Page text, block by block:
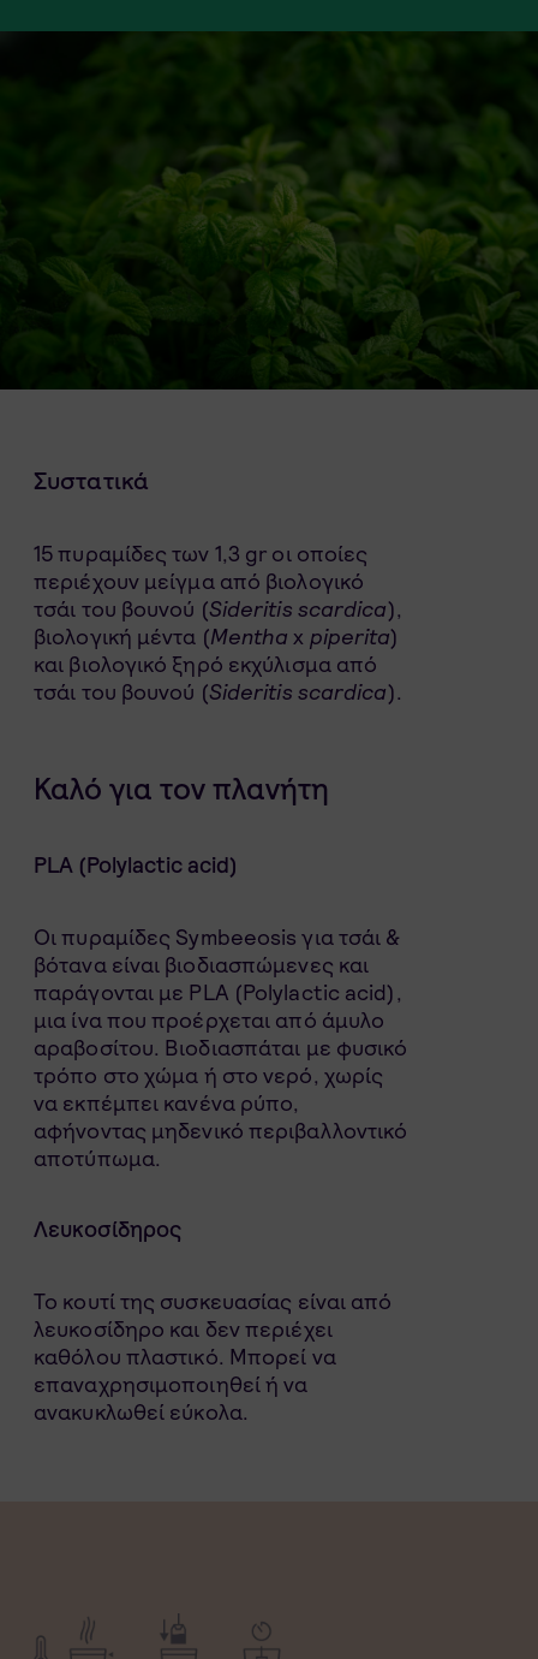
Συστατικά
15 πυραμίδες των 1,3 gr οι οποίες
περιέχουν μείγμα από βιολογικό
τσάι του βουνού (Sideritis scardica),
βιολογική μέντα (Mentha x piperita)
και βιολογικό ξηρό εκχύλισμα από
τσάι του βουνού (Sideritis scardica).
Καλό για τον πλανήτη
PLA (Polylactic acid)
Oι πυραμίδες Symbeeosis για τσάι &
βότανα είναι βιοδιασπώμενες και
παράγονται με PLA (Polylactic acid),
μια ίνα που προέρχεται από άμυλο
αραβοσίτου. Βιοδιασπάται με φυσικό
τρόπο στο χώμα ή στο νερό, χωρίς
να εκπέμπει κανένα ρύπο,
αφήνοντας μηδενικό περιβαλλοντικό
αποτύπωμα.
Λευκοσίδηρoς
Το κουτί της συσκευασίας είναι από
λευκοσίδηρo και δεν περιέχει
καθόλου πλαστικό. Μπορεί να
επαναχρησιμοποιηθεί ή να
ανακυκλωθεί εύκολα.